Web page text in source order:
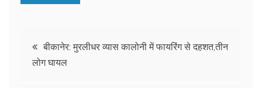
Post
navigation
बीकानेर: मुरलीधर व्यास कालोनी में फायरिंग से दहशत,तीन
लोग घायल